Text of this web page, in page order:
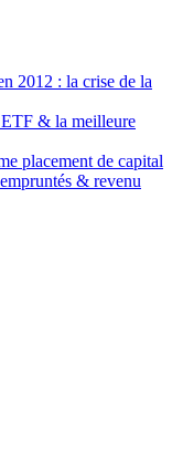
2012 : la crise de la
& la meilleure
placement de capital
& revenu